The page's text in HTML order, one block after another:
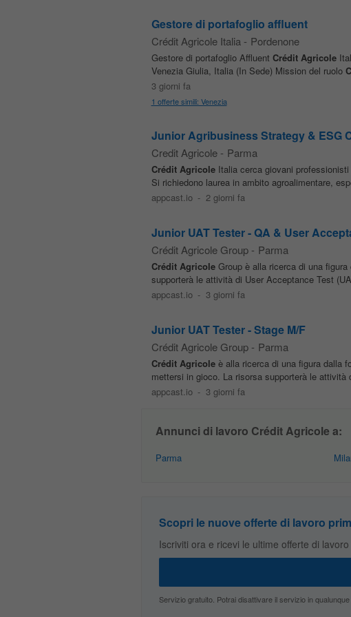
Gestore di portafoglio affluent
Crédit Agricole Italia - Pordenone
Gestore di portafoglio Affluent Crédit Agricole
Venezia Giulia, Italia (In Sede) Mission del ruolo
3 giorni fa
1 offerte simili: Venezia
Junior Agribusiness Strategy & ESG
Credit Agricole - Parma
Crédit AgricoleItalia cerca giovani professionisti
Si richiedono laurea in ambito agroalimentare,
appcast.io - 2 giorni fa
Junior UAT Tester - QA & User
Crédit Agricole Group - Parma
Crédit AgricoleGroup è alla ricerca di una
supporterà le attività di User Acceptance Test
appcast.io - 3 giorni fa
Junior UAT Tester - Stage M/F
Crédit Agricole Group - Parma
Crédit Agricoleè alla ricerca di una figura dalla
mettersi in gioco. La risorsa supporterà le
appcast.io - 3 giorni fa
Annunci di lavoro Crédit Agricole a:
Parma
Scopri le nuove offerte di lavoro
Iscriviti ora e ricevi le ultime offerte di
Servizio gratuito. Potrai disattivare il servizio in